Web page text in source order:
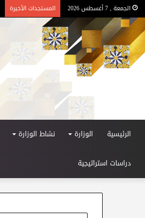
الجمعة , 7 أغسطس 2026 المستجدات الأخيرة
الرئيسية الوزارة نشاط الوزارة
دراسات استراتيجية